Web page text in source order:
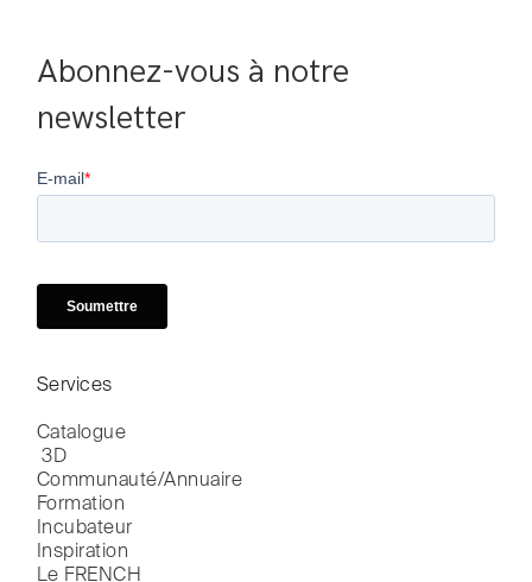
Abonnez-vous à notre
newsletter
Services
Catalogue
3D
Communauté/Annuaire
Formation
Incubateur
Inspiration
Le FRENCH